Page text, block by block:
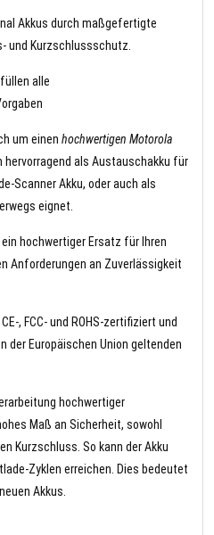
Akkus durch maßgefertigte
und Kurzschlussschutz.
alle
um einen hochwertigen Motorola
hervorragend als Austauschakku für
Scanner Akku, oder auch als
eignet.
hochwertiger Ersatz für Ihren
Anforderungen an Zuverlässigkeit
, FCC- und ROHS-zertifiziert und
Europäischen Union geltenden
hochwertiger
Maß an Sicherheit, sowohl
Kurzschluss. So kann der Akku
Zyklen erreichen. Dies bedeutet
Akkus.